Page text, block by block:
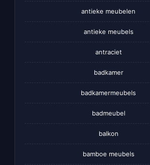
antieke meubelen
antieke meubels
antraciet
badkamer
badkamermeubels
badmeubel
balkon
bamboe meubels